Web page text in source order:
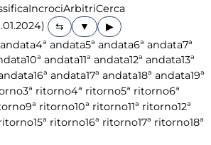
IncrociArbitriCerca
▶
andata4ª andata5ª andata6ª andata7ª
10ª andata11ª andata12ª andata13ª
16ª andata17ª andata18ª andata19ª
3ª ritorno4ª ritorno5ª ritorno6ª
9ª ritorno10ª ritorno11ª ritorno12ª
15ª ritorno16ª ritorno17ª ritorno18ª